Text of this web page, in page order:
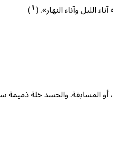
الليل وآناء النهار». (١)
أو المسابقة. والحسد خلة